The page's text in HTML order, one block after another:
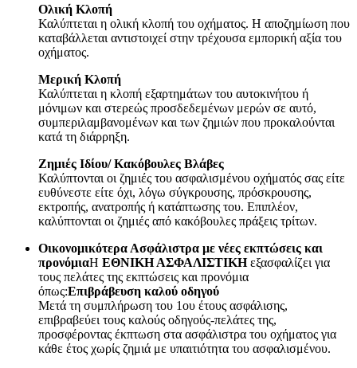
Ολική Κλοπή
Καλύπτεται η ολική κλοπή του οχήματος. Η αποζημίωση που
καταβάλλεται αντιστοιχεί στην τρέχουσα εμπορική αξία του
οχήματος.
Μερική Κλοπή
Καλύπτεται η κλοπή εξαρτημάτων του αυτοκινήτου ή
μόνιμων και στερεώς προσδεδεμένων μερών σε αυτό,
συμπεριλαμβανομένων και των ζημιών που προκαλούνται
κατά τη διάρρηξη.
Ζημιές Ιδίου/ Κακόβουλες Βλάβες
Καλύπτονται οι ζημιές του ασφαλισμένου οχήματός σας είτε
ευθύνεστε είτε όχι, λόγω σύγκρουσης, πρόσκρουσης,
εκτροπής, ανατροπής ή κατάπτωσης του. Επιπλέον,
καλύπτονται οι ζημιές από κακόβουλες πράξεις τρίτων.
Οικονομικότερα Ασφάλιστρα με νέες εκπτώσεις και
προνόμιαΗ ΕΘΝΙΚΗ ΑΣΦΑΛΙΣΤΙΚΗεξασφαλίζει για
τους πελάτες της εκπτώσεις και προνόμια
όπως:Επιβράβευση καλού οδηγού
Μετά τη συμπλήρωση του 1ου έτους ασφάλισης,
επιβραβεύει τους καλούς οδηγούς-πελάτες της,
προσφέροντας έκπτωση στα ασφάλιστρα του οχήματος για
κάθε έτος χωρίς ζημιά με υπαιτιότητα του ασφαλισμένου.